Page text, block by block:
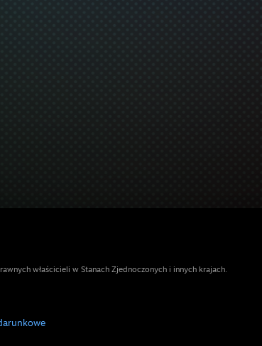
właścicieli w Stanach Zjednoczonych i innych krajach.